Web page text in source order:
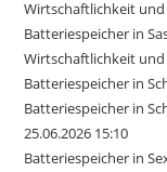
Wirtschaftlichkeit
Batteriespeicher in
Wirtschaftlichkeit
Batteriespeicher in
Batteriespeicher in
25.06.2026 15:10
Batteriespeicher in